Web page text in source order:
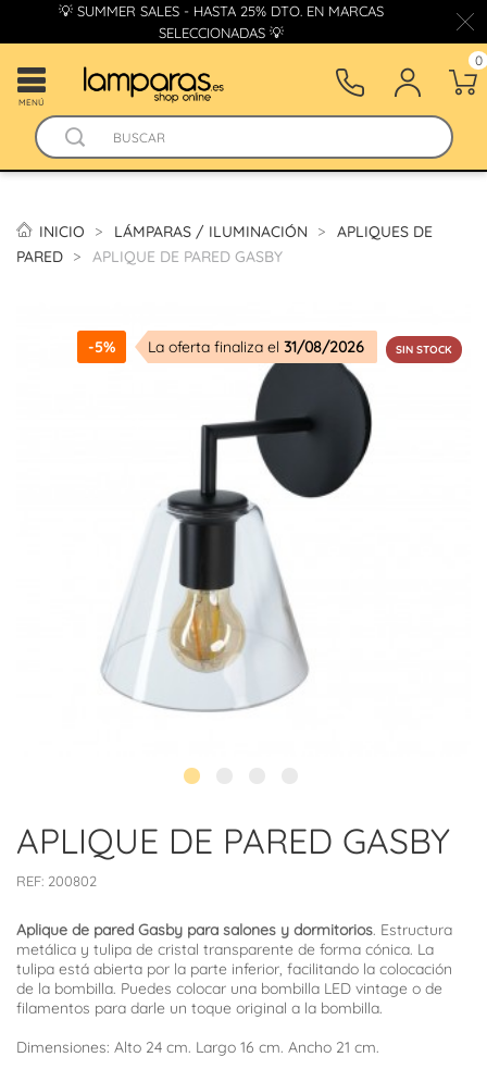
💡 SUMMER SALES - HASTA 25% DTO. EN MARCAS
SELECCIONADAS 💡
MENÚ
0
INICIO LÁMPARAS / ILUMINACIÓN
APLIQUES DE
PARED
APLIQUE DE PARED GASBY
-5% La oferta finaliza el 31/08/2026 SIN STOCK
APLIQUE DE PARED GASBY
REF: 200802
Aplique de pared Gasby para salones y dormitorios. Estructura
metálica y tulipa de cristal transparente de forma cónica. La
tulipa está abierta por la parte inferior, facilitando la colocación
de la bombilla. Puedes colocar una bombilla LED vintage o de
filamentos para darle un toque original a la bombilla.
Dimensiones: Alto 24 cm. Largo 16 cm. Ancho 21 cm.